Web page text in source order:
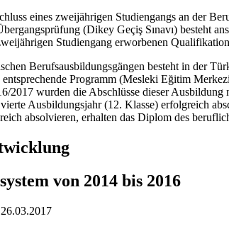
eines zweijährigen Studiengangs an der
(Dikey Geçiş Sınavı) besteht
Studiengang erworbenen
Berufsausbildungsgängen besteht in der
Programm (Mesleki Eğitim
2017 wurden die Abschlüsse dieser
Ausbildungsjahr (12. Klasse) erfolgreich
absolvieren, erhalten das Diplom des
von 2014 bis 2016